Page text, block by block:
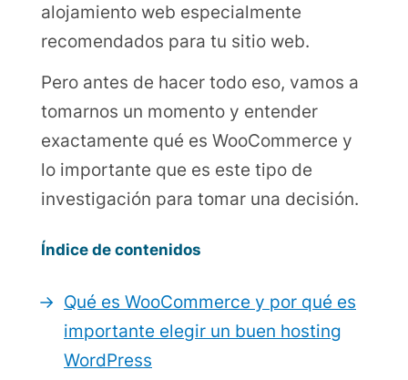
alojamiento web especialmente
recomendados para tu sitio web.
Pero antes de hacer todo eso, vamos a
tomarnos un momento y entender
exactamente qué es WooCommerce y
lo importante que es este tipo de
investigación para tomar una decisión.
Índice de contenidos
Qué es WooCommerce y por qué es
importante elegir un buen hosting
WordPress